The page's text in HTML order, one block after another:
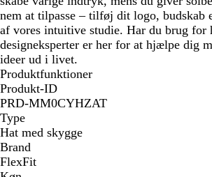
nem at tilpasse – tilføj dit logo,
af vores intuitive studie. Har du brug for
designeksperter er her for at hjælpe dig
ideer ud i livet.
Produktfunktioner
Produkt-ID
PRD-MM0CYHZAT
Type
Hat med skygge
Brand
FlexFit